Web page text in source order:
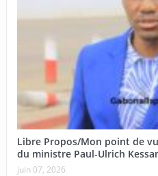
Libre Propos/Mon point de
du ministre Paul-Ulrich
juin 07, 2026